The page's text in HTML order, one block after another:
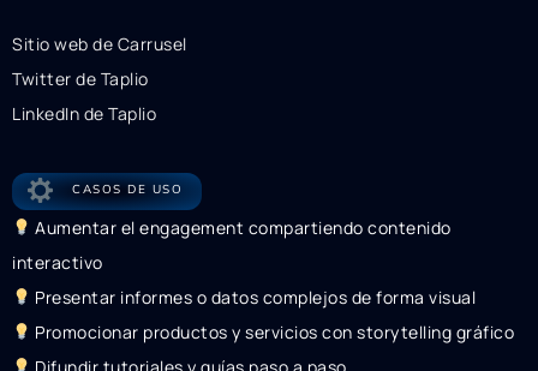
Sitio web de Carrusel
Twitter de Taplio
LinkedIn de Taplio
CASOS DE USO
Aumentar el engagement compartiendo contenido
interactivo
Presentar informes o datos complejos de forma visual
Promocionar productos y servicios con storytelling gráfico
Difundir tutoriales y guías paso a paso